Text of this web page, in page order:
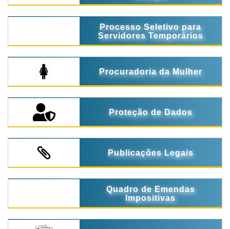
Processo Seletivo para
Servidores Temporários
Procuradoria da Mulher
Proteção de Dados
Publicações Legais
Quadro de Emendas
Impositivas